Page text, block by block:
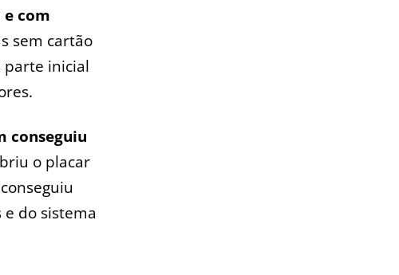
com
sem cartão
parte inicial
conseguiu
o placar
do sistema